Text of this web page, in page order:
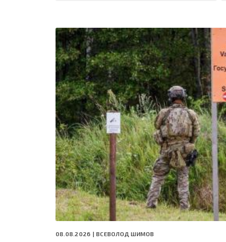
ПОЛЯ БИТВЫ 2024
08.08.2026 | ВСЕВОЛОД ШИМОВ